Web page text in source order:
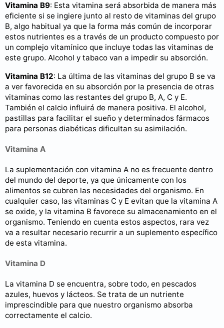
Vitamina B9: Esta vitamina será absorbida de manera más
eficiente si se ingiere junto al resto de vitaminas del grupo
B, algo habitual ya que la forma más común de incorporar
estos nutrientes es a través de un producto compuesto por
un complejo vitamínico que incluye todas las vitaminas de
este grupo. Alcohol y tabaco van a impedir su absorción.
Vitamina B12: La última de las vitaminas del grupo B se va
a ver favorecida en su absorción por la presencia de otras
vitaminas como las restantes del grupo B, A, C y E.
También el calcio influirá de manera positiva. El alcohol,
pastillas para facilitar el sueño y determinados fármacos
para personas diabéticas dificultan su asimilación.
Vitamina A
La suplementación con vitamina A no es frecuente dentro
del mundo del deporte, ya que únicamente con los
alimentos se cubren las necesidades del organismo. En
cualquier caso, las vitaminas C y E evitan que la vitamina A
se oxide, y la vitamina B favorece su almacenamiento en el
organismo. Teniendo en cuenta estos aspectos, rara vez
va a resultar necesario recurrir a un suplemento específico
de esta vitamina.
Vitamina D
La vitamina D se encuentra, sobre todo, en pescados
azules, huevos y lácteos. Se trata de un nutriente
imprescindible para que nuestro organismo absorba
correctamente el calcio.